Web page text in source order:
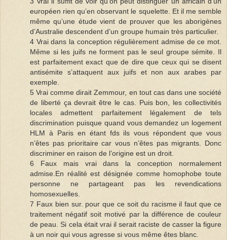
européen rien qu’en observant le squelette. Et il me semble
même qu’une étude vient de prouver que les aborigènes
d’Australie descendent d’un groupe humain très particulier.
4 Vrai dans la conception régulièrement admise de ce mot.
Même si les juifs ne forment pas le seul groupe sémite. Il
est parfaitement exact que de dire que ceux qui se disent
antisémite s’attaquent aux juifs et non aux arabes par
exemple.
5 Vrai comme dirait Zemmour, en tout cas dans une société
de liberté ça devrait être le cas. Puis bon, les collectivités
locales admettent parfaitement légalement de tels
discrimination puisque quand vous demandez un logement
HLM à Paris en étant fds ils vous répondent que vous
n’êtes pas prioritaire car vous n’êtes pas migrants. Donc
discriminer en raison de l’origine est un droit.
6 Faux mais vrai dans la conception normalement
admise.En réalité est désignée comme homophobe toute
personne ne partageant pas les revendications
homosexuelles.
7 Faux bien sur. pour que ce soit du racisme il faut que ce
traitement négatif soit motivé par la différence de couleur
de peau. Si cela était vrai il serait raciste de casser la figure
à un noir qui vous agresse si vous même êtes blanc.